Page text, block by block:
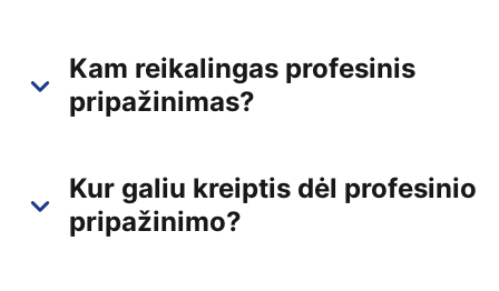
Kam reikalingas profesinis
pripažinimas?
Kur galiu kreiptis dėl profesinio
pripažinimo?